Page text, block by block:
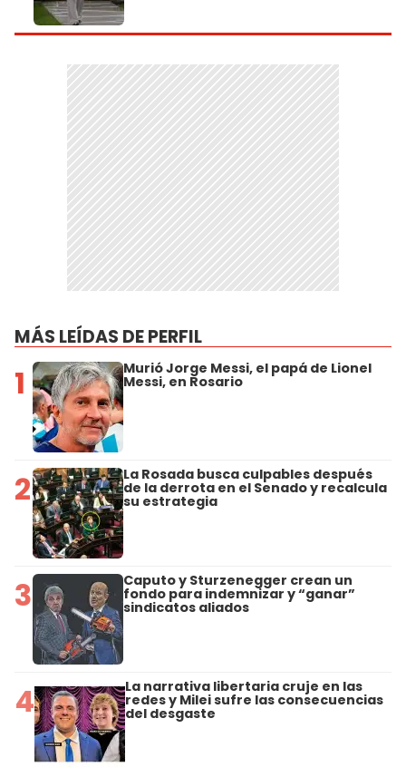
MÁS LEÍDAS DE PERFIL
1 Murió Jorge Messi, el papá de Lionel
Messi, en Rosario
2 La Rosada busca culpables después
de la derrota en el Senado y recalcula
su estrategia
3 Caputo y Sturzenegger crean un
fondo para indemnizar y “ganar”
sindicatos aliados
4 La narrativa libertaria cruje en las
redes y Milei sufre las consecuencias
del desgaste